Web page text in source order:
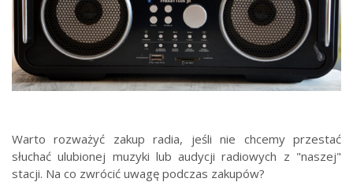
Warto rozważyć zakup radia, jeśli nie chcemy przestać
słuchać ulubionej muzyki lub audycji radiowych z "naszej"
stacji. Na co zwrócić uwagę podczas zakupów?